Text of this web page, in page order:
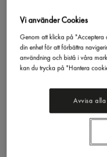
Vi använder Cookies
Genom att klicka på "Acceptera
din enhet för att förbättra
användning och bistå i våra
kan du trycka på "Hantera
Avvisa alla